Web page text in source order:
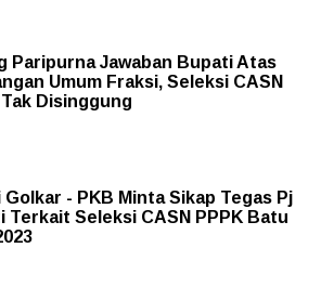
Paripurna Jawaban Bupati Atas
Umum Fraksi, Seleksi CASN
Tak Disinggung
Golkar - PKB Minta Sikap Tegas Pj
Terkait Seleksi CASN PPPK Batu